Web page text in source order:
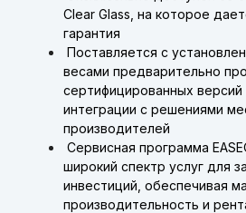
Clear Glass, на которое
гарантия
Поставляется с
весами предварительно
сертифицированных
интеграции с решениями
производителей
Сервисная программа
широкий спектр услуг для
инвестиций, обеспечивая
производительность и